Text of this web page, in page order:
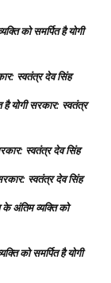
को समर्पित है योगी
स्वतंत्र देव सिंह
है योगी सरकार: स्वतंत्र
स्वतंत्र देव सिंह
स्वतंत्र देव सिंह
अंतिम व्यक्ति को
को समर्पित है योगी